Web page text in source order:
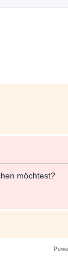
möchtest?